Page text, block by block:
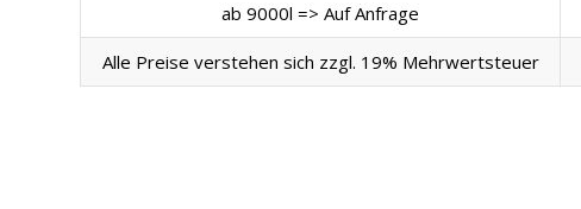
ab 9000l => Auf Anfrage
Alle Preise verstehen sich zzgl. 19% Mehrwertsteuer